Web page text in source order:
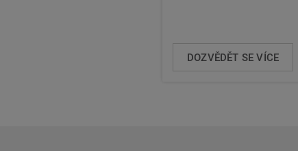
DOZVĚDĚT SE VÍCE